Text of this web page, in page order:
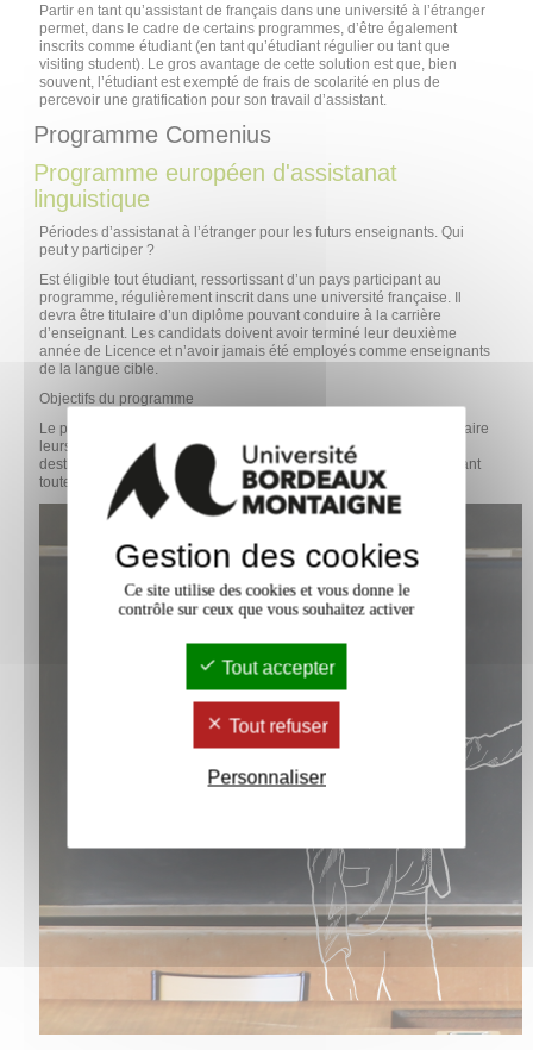
Partir en tant qu’assistant de français dans une université à l’étranger
permet, dans le cadre de certains programmes, d’être également
inscrits comme étudiant (en tant qu’étudiant régulier ou tant que
visiting student). Le gros avantage de cette solution est que, bien
souvent, l’étudiant est exempté de frais de scolarité en plus de
percevoir une gratification pour son travail d’assistant.
Programme Comenius
Programme européen d'assistanat
linguistique
Périodes d’assistanat à l’étranger pour les futurs enseignants. Qui
peut y participer ?
Est éligible tout étudiant, ressortissant d’un pays participant au
programme, régulièrement inscrit dans une université française. Il
devra être titulaire d’un diplôme pouvant conduire à la carrière
d’enseignant. Les candidats doivent avoir terminé leur deuxième
année de Licence et n’avoir jamais été employés comme enseignants
de la langue cible.
Objectifs du programme
Le programme Comenius permet aux enseignants de demain de faire
leurs classes en Europe pour enrichir leur formation. Jusqu’ici
destinée à l’enseignement des langues, cette action vise maintenant
toutes les disciplines scolaires.
Gestion des cookies
Ce site utilise des cookies et vous donne le
contrôle sur ceux que vous souhaitez activer
Tout accepter
Tout refuser
Personnaliser